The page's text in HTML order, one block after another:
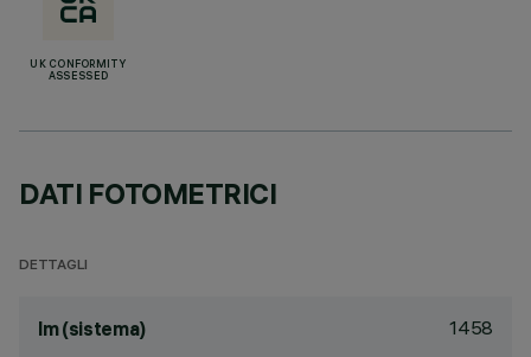
UK CONFORMITY
ASSESSED
DATI FOTOMETRICI
DETTAGLI
lm (sistema) 1458